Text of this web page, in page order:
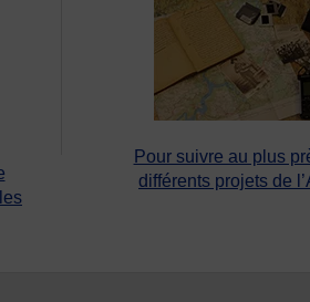
Pour suivre au plus
différents projets de